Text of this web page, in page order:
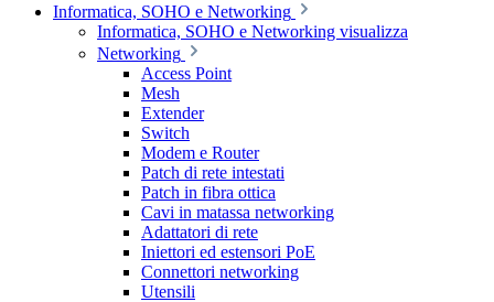
Informatica, SOHO e Networking
Informatica, SOHO e Networking visualizza
Networking
Access Point
Mesh
Extender
Switch
Modem e Router
Patch di rete intestati
Patch in fibra ottica
Cavi in matassa networking
Adattatori di rete
Iniettori ed estensori PoE
Connettori networking
Utensili